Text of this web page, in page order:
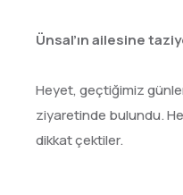
Ünsal’ın ailesine
Heyet, geçtiğimiz
ziyaretinde bulundu.
dikkat çektiler.